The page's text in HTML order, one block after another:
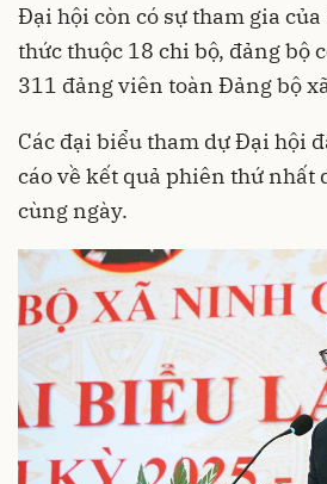
Đại hội còn có sự tham gia
thức thuộc 18 chi bộ, đảng bộ
311 đảng viên toàn Đảng bộ
Các đại biểu tham dự Đại hội
cáo về kết quả phiên thứ nhất
cùng ngày.